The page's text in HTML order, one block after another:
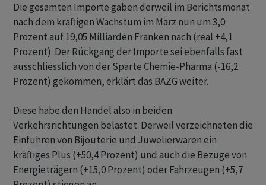
Die gesamten Importe gaben derweil im Berichtsmonat
nach dem kräftigen Wachstum im März nun um 3,0
Prozent auf 19,05 Milliarden Franken nach (real +4,1
Prozent). Der Rückgang der Importe sei ebenfalls fast
ausschliesslich von der Sparte Chemie-Pharma (-16,2
Prozent) gekommen, erklärt das BAZG weiter.
Diese habe den Handel also in beiden
Verkehrsrichtungen belastet. Derweil verzeichneten die
Einfuhren von Bijouterie und Juwelierwaren ein
kräftiges Plus (+50,4 Prozent) und auch die Bezüge von
Energieträgern (+15,0 Prozent) oder Fahrzeugen (+5,7